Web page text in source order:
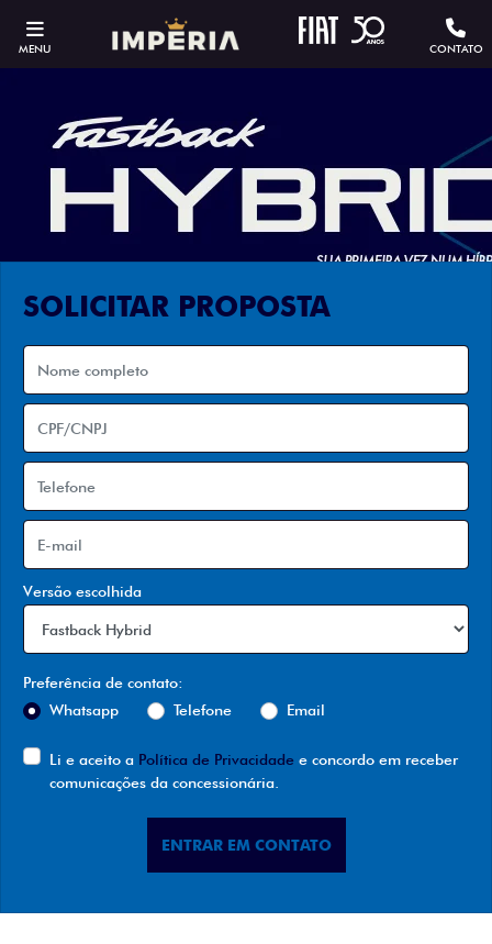
MENU CONTATO
SOLICITAR PROPOSTA
Versão escolhida
Preferência de contato:
Whatsapp
Telefone Email
Li e aceito a Política de Privacidade e concordo em receber
comunicações da concessionária.
ENTRAR EM CONTATO